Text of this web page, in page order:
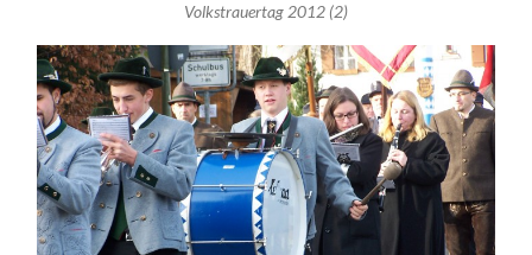
Volkstrauertag 2012 (2)